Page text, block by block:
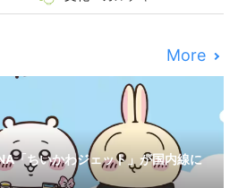
More
「ちいかわジェット」が国内線に